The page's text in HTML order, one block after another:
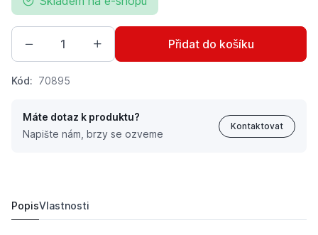
Přidat do košíku
Kód: 70895
Máte dotaz k produktu?
Napište nám, brzy se ozveme
Kontaktovat
PopisVlastnosti